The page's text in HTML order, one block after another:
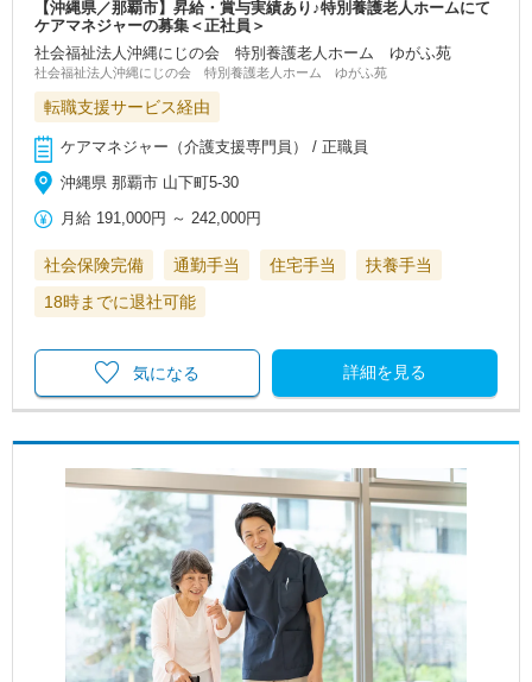
【沖縄県／那覇市】昇給・賞与実績あり♪特別養護老人ホームにて
ケアマネジャーの募集＜正社員＞
社会福祉法人沖縄にじの会 特別養護老人ホーム ゆがふ苑
社会福祉法人沖縄にじの会 特別養護老人ホーム ゆがふ苑
転職支援サービス経由
ケアマネジャー（介護支援専門員） / 正職員
沖縄県 那覇市 山下町5-30
月給 191,000円 ～ 242,000円
社会保険完備 通勤手当 住宅手当
扶養手当
18時までに退社可能
詳細を見る
気になる